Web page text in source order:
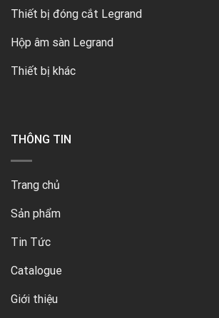
Thiết bị đóng cắt Legrand
Hộp âm sàn Legrand
Thiết bị khác
THÔNG TIN
Trang chủ
Sản phẩm
Tin Tức
Catalogue
Giới thiệu